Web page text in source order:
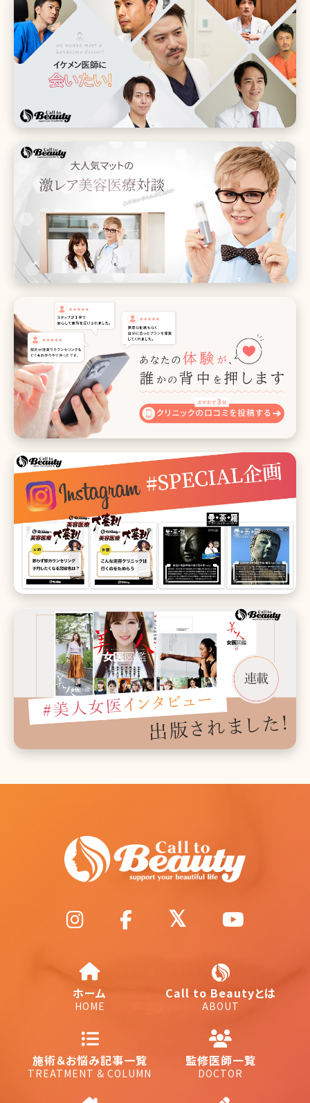
ホーム
HOME
Call to Beautyとは
ABOUT
施術＆お悩み記事一覧
TREATMENT & COLUMN
監修医師一覧
DOCTOR